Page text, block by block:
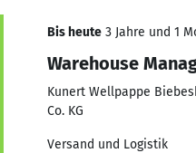
Bis heute 3 Jahre und 1
Warehouse
Kunert Wellpappe
Co. KG
Versand und Logistik